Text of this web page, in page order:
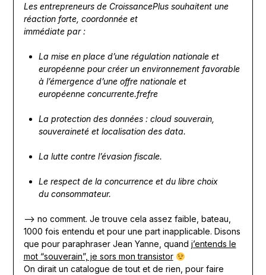
Les entrepreneurs de CroissancePlus souhaitent une
réaction forte, coordonnée et
immédiate par :
La mise en place d’une régulation nationale et
européenne pour créer un environnement favorable
à l’émergence d’une offre nationale et
européenne concurrente.frefre
La protection des données : cloud souverain,
souveraineté et localisation des data.
La lutte contre l’évasion fiscale.
Le respect de la concurrence et du libre choix
du consommateur.
—> no comment. Je trouve cela assez faible, bateau,
1000 fois entendu et pour une part inapplicable. Disons
que pour paraphraser Jean Yanne, quand j’entends le
mot “souverain”, je sors mon transistor
On dirait un catalogue de tout et de rien, pour faire